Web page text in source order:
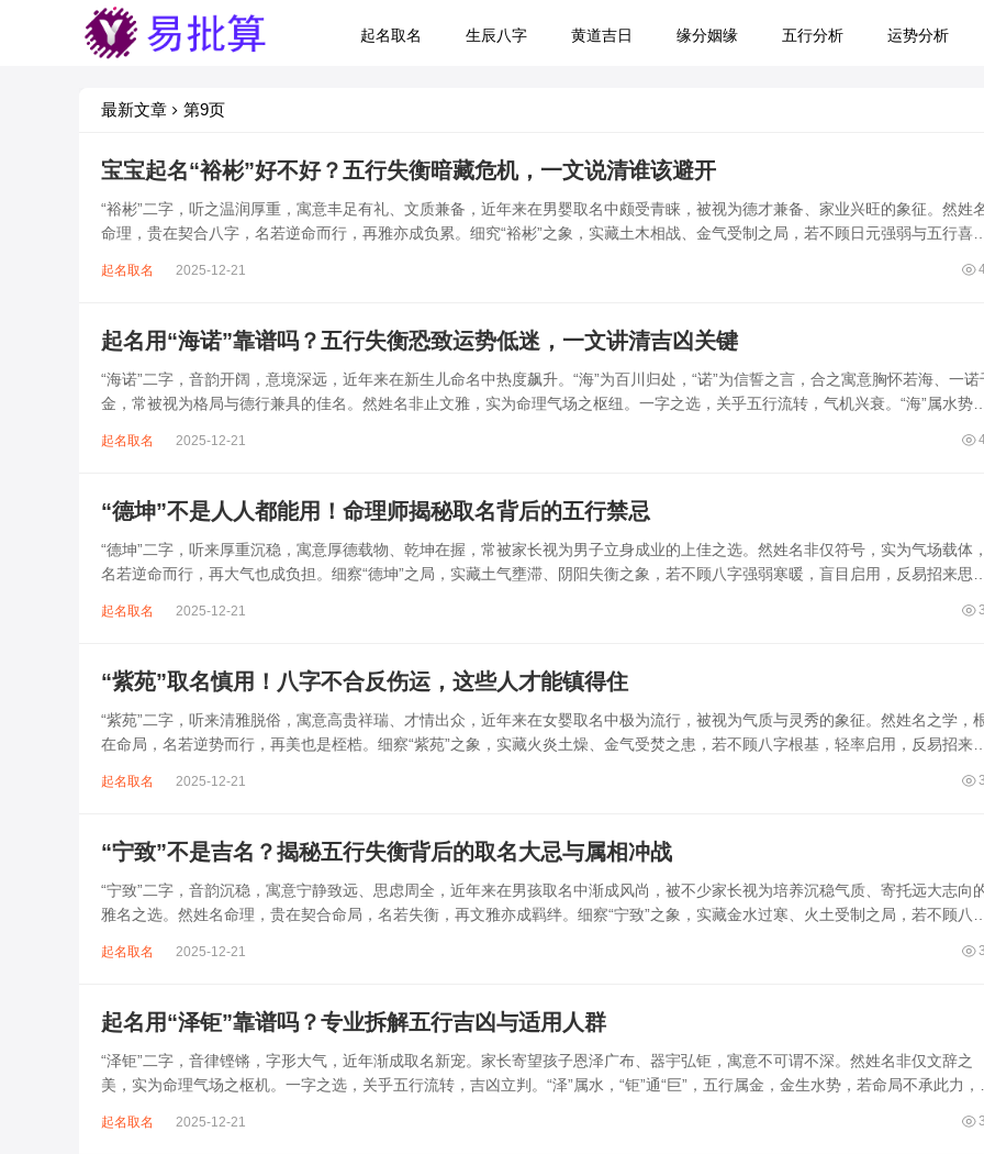
起名取名 生辰八字 黄道吉日 缘分姻缘 五行分析 运势分析
最新文章 第9页
宝宝起名“裕彬”好不好？五行失衡暗藏危机，一文说清谁该避开
“裕彬”二字，听之温润厚重，寓意丰足有礼、文质兼备，近年来在男婴取名中颇受青睐，被视为德才兼备、家业兴旺的象征。然姓
命理，贵在契合八字，名若逆命而行，再雅亦成负累。细究“裕彬”之象，实藏土木相战、金气受制之局，若不顾日元强弱与五行喜
起名取名 2025-12-21
起名用“海诺”靠谱吗？五行失衡恐致运势低迷，一文讲清吉凶关键
“海诺”二字，音韵开阔，意境深远，近年来在新生儿命名中热度飙升。“海”为百川归处，“诺”为信誓之言，合之寓意胸怀若海、一诺
金，常被视为格局与德行兼具的佳名。然姓名非止文雅，实为命理气场之枢纽。一字之选，关乎五行流转，气机兴衰。“海”属水势滔
起名取名 2025-12-21
“德坤”不是人人都能用！命理师揭秘取名背后的五行禁忌
“德坤”二字，听来厚重沉稳，寓意厚德载物、乾坤在握，常被家长视为男子立身成业的上佳之选。然姓名非仅符号，实为气场载体，
名若逆命而行，再大气也成负担。细察“德坤”之局，实藏土气壅滞、阴阳失衡之象，若不顾八字强弱寒暖，盲目启用，反易招来思虑
起名取名 2025-12-21
“紫苑”取名慎用！八字不合反伤运，这些人才能镇得住
“紫苑”二字，听来清雅脱俗，寓意高贵祥瑞、才情出众，近年来在女婴取名中极为流行，被视为气质与灵秀的象征。然姓名之学，
在命局，名若逆势而行，再美也是桎梏。细察“紫苑”之象，实藏火炎土燥、金气受焚之患，若不顾八字根基，轻率启用，反易招来体
起名取名 2025-12-21
“宁致”不是吉名？揭秘五行失衡背后的取名大忌与属相冲战
“宁致”二字，音韵沉稳，寓意宁静致远、思虑周全，近年来在男孩取名中渐成风尚，被不少家长视为培养沉稳气质、寄托远大志向
雅名之选。然姓名命理，贵在契合命局，名若失衡，再文雅亦成羁绊。细察“宁致”之象，实藏金水过寒、火土受制之局，若不顾八字
起名取名 2025-12-21
起名用“泽钜”靠谱吗？专业拆解五行吉凶与适用人群
“泽钜”二字，音律铿锵，字形大气，近年渐成取名新宠。家长寄望孩子恩泽广布、器宇弘钜，寓意不可谓不深。然姓名非仅文辞之
美，实为命理气场之枢机。一字之选，关乎五行流转，吉凶立判。“泽”属水，“钜”通“巨”，五行属金，金生水势，若命局不承此力，
起名取名 2025-12-21